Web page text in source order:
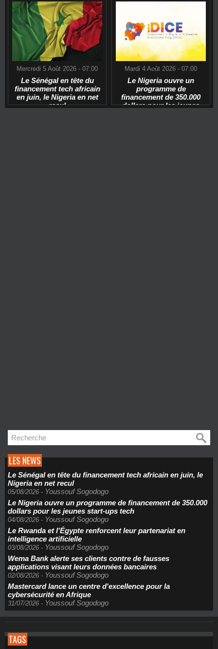
Mercredi 5 Août 2026 - 07:00
Le Sénégal en tête du
financement tech africain
en juin, le Nigeria en net
recul
Mardi 4 Août 2026 - 07:00
Le Nigeria ouvre un
programme de
financement de 350.000
dollars pour les jeunes
LES NEWS
Le Sénégal en tête du financement tech africain en juin, le
Nigeria en net recul
05/08/2026 - Youssouf Sogodogo
Le Nigeria ouvre un programme de financement de 350.000
dollars pour les jeunes start-ups tech
04/08/2026 - Youssouf Sogodogo
Le Rwanda et l'Égypte renforcent leur partenariat en
intelligence artificielle
03/08/2026 - Youssouf Sogodogo
Wema Bank alerte ses clients contre de fausses
applications visant leurs données bancaires
02/08/2026 - Youssouf Sogodogo
Mastercard lance un centre d'excellence pour la
cybersécurité en Afrique
31/07/2026 - Youssouf Sogodogo
TAGS